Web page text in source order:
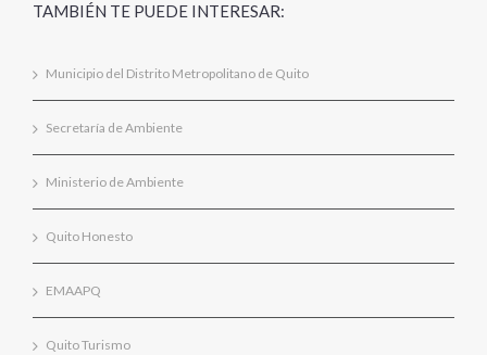
TAMBIÉN TE PUEDE INTERESAR:
Municipio del Distrito Metropolitano de Quito
Secretaría de Ambiente
Ministerio de Ambiente
Quito Honesto
EMAAPQ
Quito Turismo